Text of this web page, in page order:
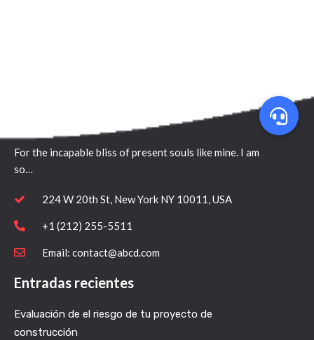
For the incapable bliss of present souls like mine. I am
so…
224 W 20th St, New York NY 10011, USA
+1 (212) 255-5511
Email: contact@abcd.com
Entradas recientes
Evaluación de el riesgo de tu proyecto de
construcción